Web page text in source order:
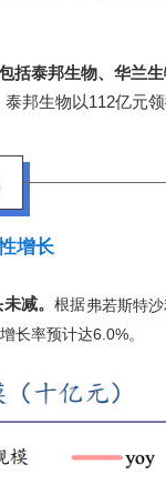
括泰邦生物、华兰
泰邦生物以112亿元
增长
未减。根据弗若斯特
长率预计达6.0%。